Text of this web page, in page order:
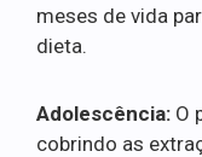
meses de vida
dieta.
Adolescência: O
cobrindo as